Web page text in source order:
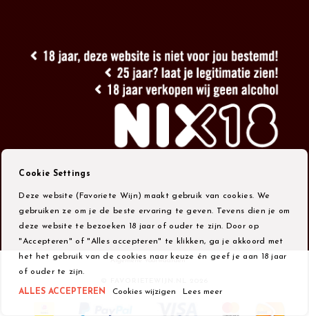
Algemene Voorwaarden
Cookie Settings
Deze website (Favoriete Wijn) maakt gebruik van cookies. We
gebruiken ze om je de beste ervaring te geven. Tevens dien je om
deze website te bezoeken 18 jaar of ouder te zijn. Door op
"Accepteren" of "Alles accepteren" te klikken, ga je akkoord met
het het gebruik van de cookies naar keuze én geef je aan 18 jaar
of ouder te zijn.
ALLES ACCEPTEREN Cookies wijzigen Lees meer